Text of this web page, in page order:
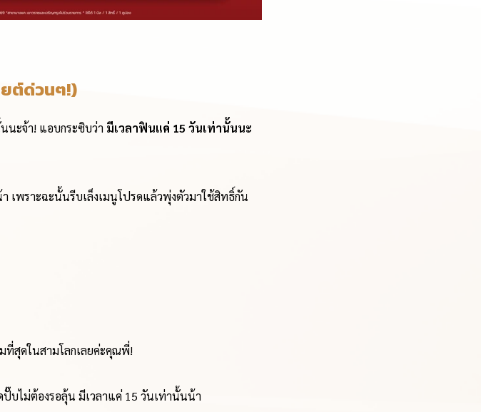
ยต์ด่วนๆ!)
นะจ้า! แอบกระซิบว่า มีเวลาฟินแค่ 15 วันเท่านั้นนะ
พราะฉะนั้นรีบเล็งเมนูโปรดแล้วพุ่งตัวมาใช้สิทธิ์กัน
ที่สุดในสามโลกเลยค่ะคุณพี่!
ไม่ต้องรอลุ้น มีเวลาแค่ 15 วันเท่านั้นน้า